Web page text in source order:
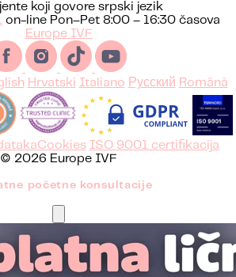
koji govore srpski jezik
on-line Pon–Pet 8:00 – 16:30 časova
Europe IVF
Hrvatski Italiano Русский Română
Cookies ISO 9001 certifikacija
© 2026 Europe IVF
početne konsultacije